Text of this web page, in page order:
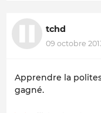
tchd
09 octobre
Apprendre la
gagné.